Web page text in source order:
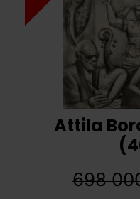
Attila
698